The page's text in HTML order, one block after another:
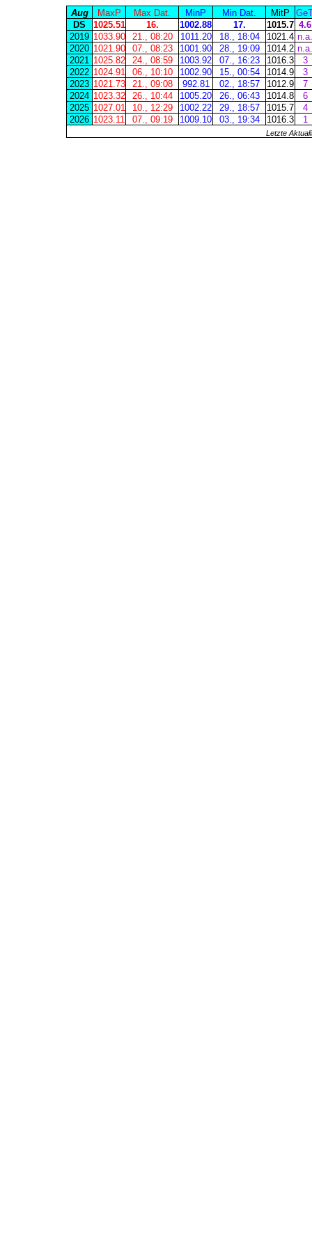
Aug MaxP Max Dat. MinP Min Dat. MitP
DS
1025.51 16. 1002.88 17. 1015.7 4.6
2019 1033.90 21., 08:20 1011.20 18., 18:04 1021.4 n.a.
2020 1021.90 07., 08:23 1001.90 28., 19:09 1014.2 n.a.
2021 1025.82 24., 08:59 1003.92 07., 16:23 1016.3
3
2022 1024.91 06., 10:10 1002.90 15., 00:54 1014.9
3
2023 1021.73 21., 09:08 992.81 02., 18:57 1012.9
7
2024 1023.32 26., 10:44 1005.20 26., 06:43 1014.8
6
2025 1027.01 10., 12:29 1002.22 29., 18:57 1015.7
4
2026 1023.11 07., 09:19 1009.10 03., 19:34 1016.3 1
Letzte